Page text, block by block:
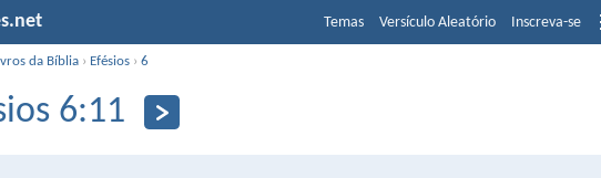
Temas Versículo Aleatório Inscreva-se
da Bíblia › Efésios ›6
6:11